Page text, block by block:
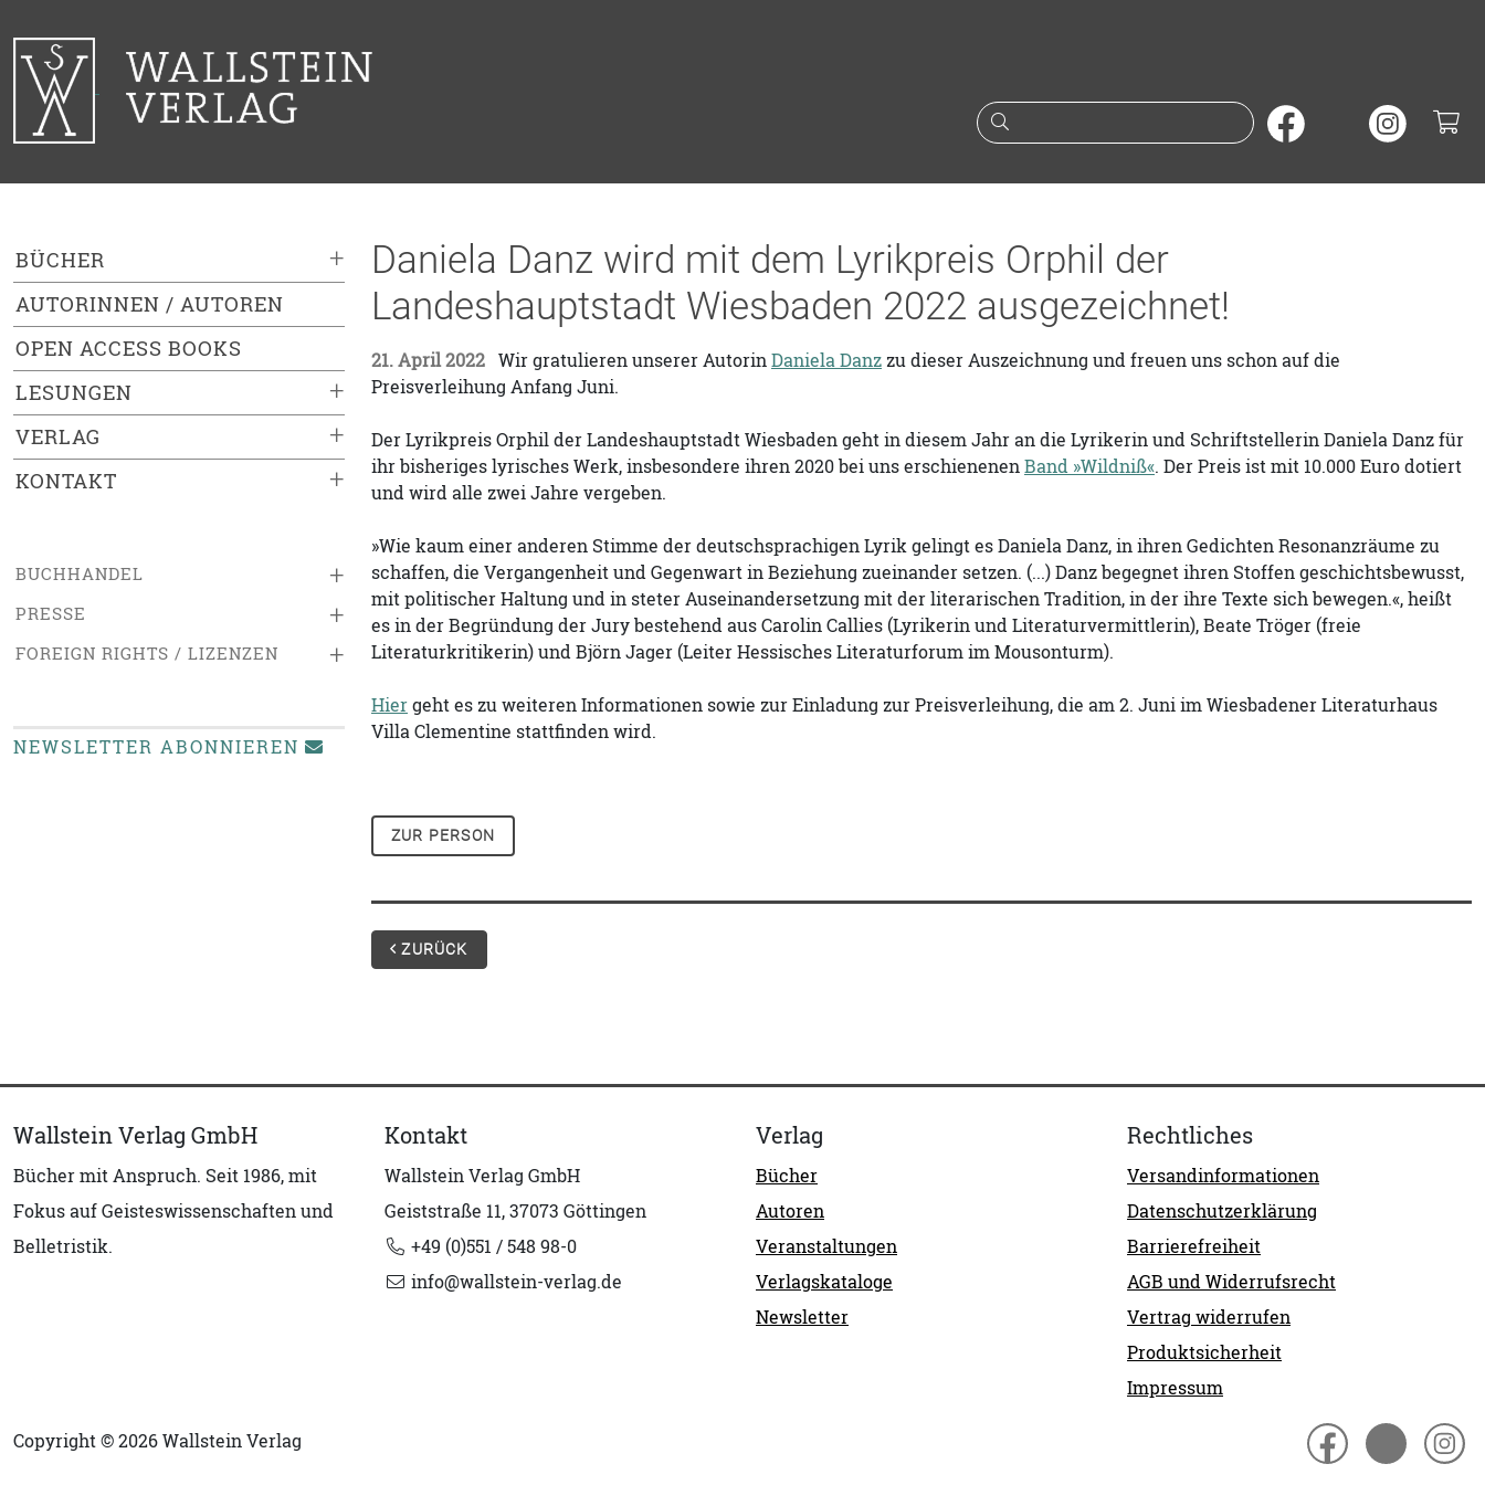
Suche nach Büchern oder
+
BÜCHER
AUTORINNEN / AUTOREN
OPEN ACCESS BOOKS
+
LESUNGEN
+
VERLAG
+
KONTAKT
+
BUCHHANDEL
+
PRESSE
+
FOREIGN RIGHTS / LIZENZEN
NEWSLETTER ABONNIEREN
Daniela Danz wird mit dem Lyrikpreis Orphil der
Landeshauptstadt Wiesbaden 2022 ausgezeichnet!
21. April 2022 Wir gratulieren unserer AutorinDaniela Danzzu dieser Auszeichnung und freuen uns schon auf die
Preisverleihung Anfang Juni.
Der Lyrikpreis Orphil der Landeshauptstadt Wiesbaden geht in diesem Jahr an die Lyrikerin und Schriftstellerin Daniela Danz für
ihr bisheriges lyrisches Werk, insbesondere ihren 2020 bei uns erschienenenBand »Wildniß«. Der Preis ist mit 10.000 Euro dotiert
und wird alle zwei Jahre vergeben.
»Wie kaum einer anderen Stimme der deutschsprachigen Lyrik gelingt es Daniela Danz, in ihren Gedichten Resonanzräume zu
schaffen, die Vergangenheit und Gegenwart in Beziehung zueinander setzen. (...) Danz begegnet ihren Stoffen geschichtsbewusst,
mit politischer Haltung und in steter Auseinandersetzung mit der literarischen Tradition, in der ihre Texte sich bewegen.«, heißt
es in der Begründung der Jury bestehend aus Carolin Callies (Lyrikerin und Literaturvermittlerin), Beate Tröger (freie
Literaturkritikerin) und Björn Jager (Leiter Hessisches Literaturforum im Mousonturm).
Hiergeht es zu weiteren Informationen sowie zur Einladung zur Preisverleihung, die am 2. Juni im Wiesbadener Literaturhaus
Villa Clementine stattfinden wird.
ZUR PERSON
ZURÜCK
Wallstein Verlag GmbH
Bücher mit Anspruch. Seit 1986, mit
Fokus auf Geisteswissenschaften und
Belletristik.
Kontakt
Wallstein Verlag GmbH
Geiststraße 11, 37073 Göttingen
+49 (0)551 / 548 98-0
info@wallstein-verlag.de
Verlag
Bücher
Autoren
Veranstaltungen
Verlagskataloge
Newsletter
Rechtliches
Versandinformationen
Datenschutzerklärung
Barrierefreiheit
AGB und Widerrufsrecht
Vertrag widerrufen
Produktsicherheit
Impressum
Copyright © 2026 Wallstein Verlag